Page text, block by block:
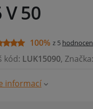
50
100% z 5
kód: LUK15090, Značka:
informací